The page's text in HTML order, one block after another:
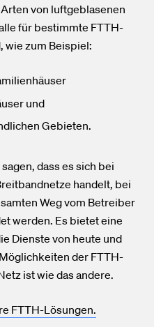
von luftgeblasenen
für bestimmte FTTH-
wie zum Beispiel:
und
Gebieten.
dass es sich bei
handelt, bei
Weg vom Betreiber
werden. Es bietet eine
Dienste von heute und
der FTTH-
ist wie das andere.
FTTH-Lösungen.